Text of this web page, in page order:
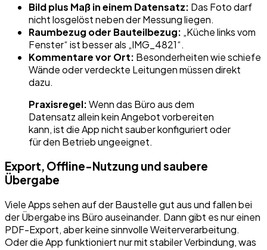
Bild plus Maß in einem Datensatz: Das Foto darf
nicht losgelöst neben der Messung liegen.
Raumbezug oder Bauteilbezug: „Küche links vom
Fenster“ ist besser als „IMG_4821“.
Kommentare vor Ort: Besonderheiten wie schiefe
Wände oder verdeckte Leitungen müssen direkt
dazu.
Praxisregel:Wenn das Büro aus dem
Datensatz allein kein Angebot vorbereiten
kann, ist die App nicht sauber konfiguriert oder
für den Betrieb ungeeignet.
Export, Offline-Nutzung und saubere
Übergabe
Viele Apps sehen auf der Baustelle gut aus und fallen bei
der Übergabe ins Büro auseinander. Dann gibt es nur einen
PDF-Export, aber keine sinnvolle Weiterverarbeitung.
Oder die App funktioniert nur mit stabiler Verbindung, was